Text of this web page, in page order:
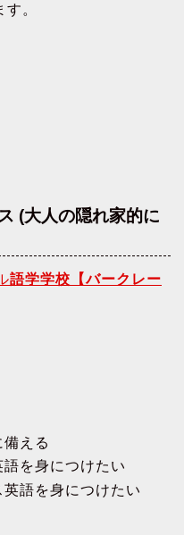
。
(大人の隠れ家的に
語学学校【バークレー
える
を身につけたい
語を身につけたい